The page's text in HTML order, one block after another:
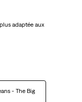
adaptée aux
- The Big